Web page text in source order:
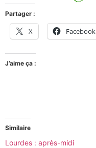
Partager :
X Facebook
J’aime ça :
Similaire
Lourdes : après-midi